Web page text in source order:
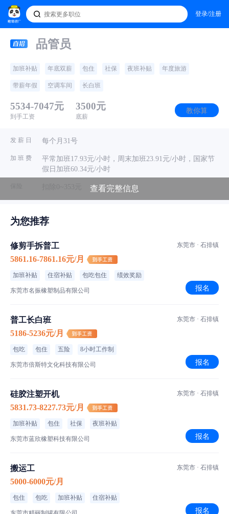
登录/注册
品管员
加班补贴 年底双薪 包住 社保 夜班补贴 年度旅游
带薪年假 空调车间 长白班
5534-7047元
到手工资
3500元
底薪
教你算
发 薪 日 每个月31号
加 班 费
平常加班17.93元/小时，周末加班23.91元/小时，国家节
假日加班60.34元/小时
· 招聘hr
东莞市蓝欣橡塑科技有限公司
职位介绍
作业方式 坐班
空调车间
查看完整信息
为您推荐
修剪手拆普工
5861.16-7861.16元/月
加班补贴 住宿补贴 包吃包住 绩效奖励
东莞市名振橡塑制品有限公司
东莞市 · 石排镇
报名
普工长白班
5186-5236元/月
包吃 包住 五险 8小时工作制
东莞市倍斯特文化科技有限公司
东莞市 · 石排镇
报名
硅胶注塑开机
5831.73-8227.73元/月
加班补贴 包住 社保 夜班补贴
东莞市蓝欣橡塑科技有限公司
东莞市 · 石排镇
报名
搬运工
5000-6000元/月
包住 包吃 加班补贴 住宿补贴
东莞市 · 石排镇
报名